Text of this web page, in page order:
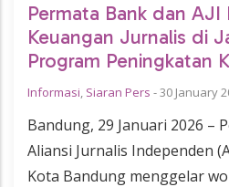
Permata Bank dan AJI
Keuangan Jurnalis di
Program Peningkatan
Informasi, Siaran Pers -30 January
Bandung, 29 Januari 2026 –
Aliansi Jurnalis Independen
Kota Bandung menggelar